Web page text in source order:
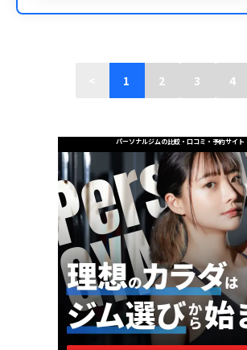
1 2 3 4
パーソナルジムの比較・口コミ・予約サイト